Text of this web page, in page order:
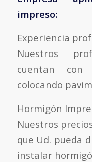
impreso:
Experiencia
Nuestros
cuentan con
colocando
Hormigón
Nuestros
que Ud. pueda
instalar